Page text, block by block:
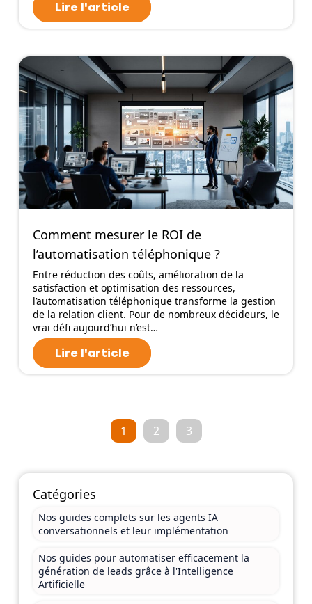
Lire l'article
Comment mesurer le ROI de
l’automatisation téléphonique ?
Entre réduction des coûts, amélioration de la
satisfaction et optimisation des ressources,
l’automatisation téléphonique transforme la gestion
de la relation client. Pour de nombreux décideurs, le
vrai défi aujourd’hui n’est…
Lire l'article
1 2 3
Catégories
Nos guides complets sur les agents IA
conversationnels et leur implémentation
Nos guides pour automatiser efficacement la
génération de leads grâce à l'Intelligence
Artificielle